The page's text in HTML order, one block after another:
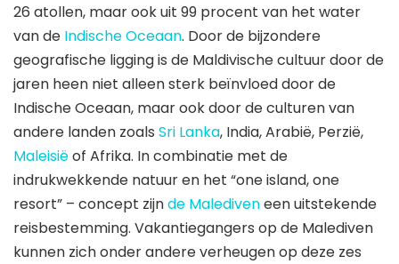
26 atollen, maar ook uit 99 procent van het water
van de Indische Oceaan. Door de bijzondere
geografische ligging is de Maldivische cultuur door de
jaren heen niet alleen sterk beïnvloed door de
Indische Oceaan, maar ook door de culturen van
andere landen zoals Sri Lanka, India, Arabië, Perzië,
Maleisiëof Afrika. In combinatie met de
indrukwekkende natuur en het “one island, one
resort” – concept zijnde Malediveneen uitstekende
reisbestemming. Vakantiegangers op de Malediven
kunnen zich onder andere verheugen op deze zes